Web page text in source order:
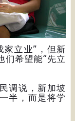
家立业”，但新
们希望能“先立
调说，新加坡
半，而是将学